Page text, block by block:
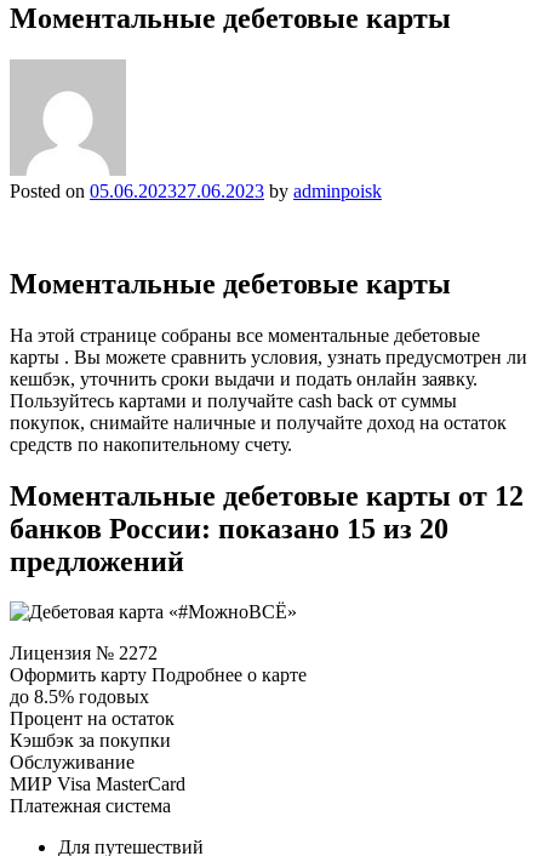
Моментальные дебетовые карты
Posted on 05.06.202327.06.2023 by adminpoisk
Моментальные дебетовые карты
На этой странице собраны все моментальные дебетовые
карты . Вы можете сравнить условия, узнать предусмотрен ли
кешбэк, уточнить сроки выдачи и подать онлайн заявку.
Пользуйтесь картами и получайте cash back от суммы
покупок, снимайте наличные и получайте доход на остаток
средств по накопительному счету.
Моментальные дебетовые карты от 12
банков России: показано 15 из 20
предложений
Лицензия № 2272
Оформить карту Подробнее о карте
до 8.5% годовых
Процент на остаток
Кэшбэк за покупки
Обслуживание
МИР Visa MasterCard
Платежная система
Для путешествий